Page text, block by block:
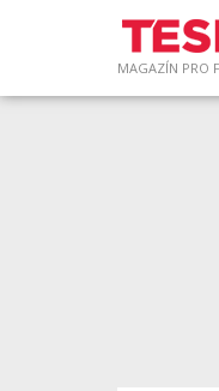
MAGAZÍN PRO